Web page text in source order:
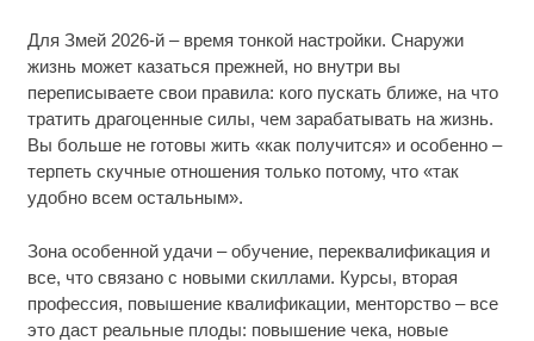
Для Змей 2026-й – время тонкой настройки. Снаружи
жизнь может казаться прежней, но внутри вы
переписываете свои правила: кого пускать ближе, на что
тратить драгоценные силы, чем зарабатывать на жизнь.
Вы больше не готовы жить «как получится» и особенно –
терпеть скучные отношения только потому, что «так
удобно всем остальным».
Зона особенной удачи – обучение, переквалификация и
все, что связано с новыми скиллами. Курсы, вторая
профессия, повышение квалификации, менторство – все
это даст реальные плоды: повышение чека, новые